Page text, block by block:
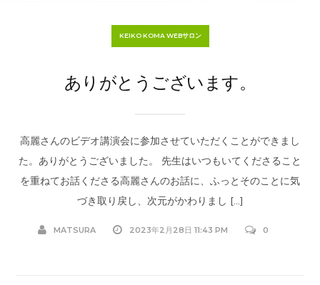
KEIKO KOMA WEBサロン
ありがとうございます。
高麗さんのビデオ講演会に参加させていただくことができまし
た。ありがとうございました。 先生はいつもいてくださること
を重ねてお話くださる高麗さんのお話に、ふっとそのことに気
づき取り戻し、次元がかわりまし […]
MATSURA 2023年2月28日 11:43 PM 0